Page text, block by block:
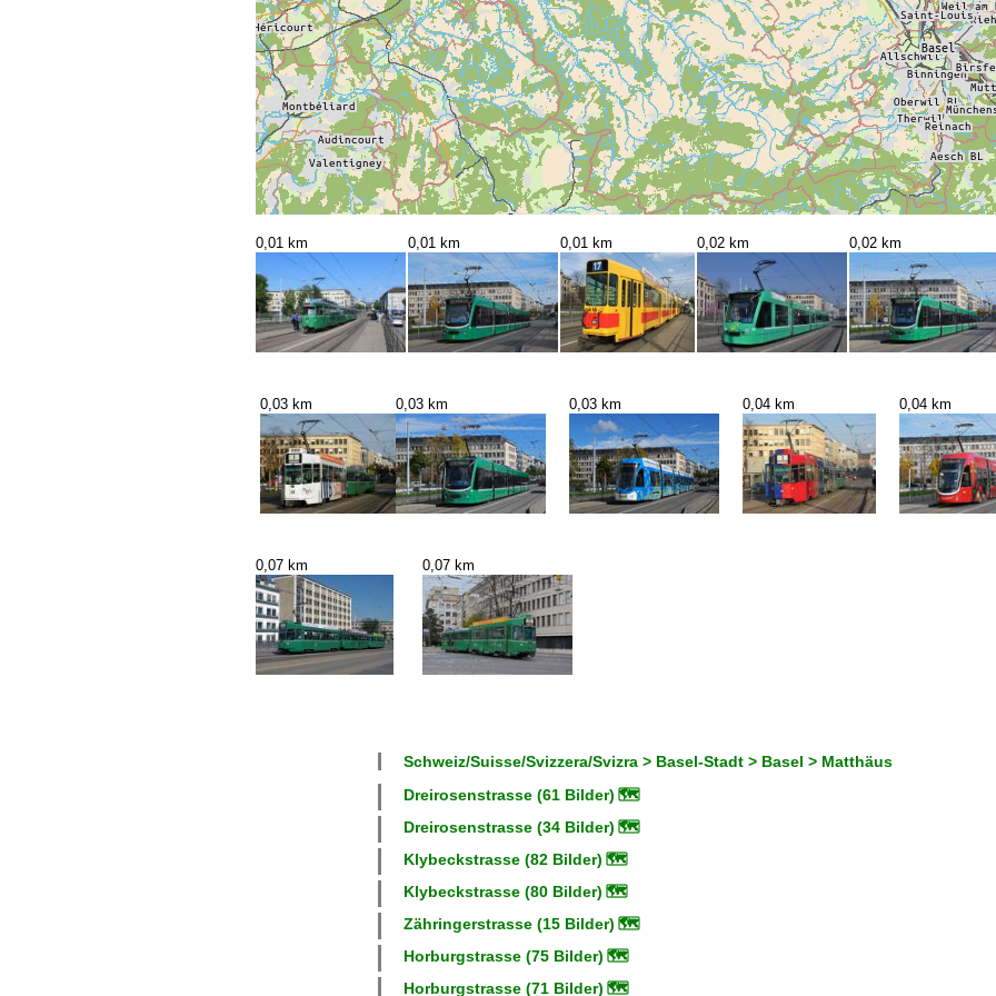
0,01 km 0,01 km 0,01 km 0,02 km 0,02 km
0,03 km 0,03 km 0,03 km 0,04 km 0,04 km
0,07 km 0,07 km
Schweiz/Suisse/Svizzera/Svizra > Basel-Stadt > Basel > Matthäus
Dreirosenstrasse (61 Bilder) 🗺
Dreirosenstrasse (34 Bilder) 🗺
Klybeckstrasse (82 Bilder) 🗺
Klybeckstrasse (80 Bilder) 🗺
Zähringerstrasse (15 Bilder) 🗺
Horburgstrasse (75 Bilder) 🗺
Horburgstrasse (71 Bilder) 🗺